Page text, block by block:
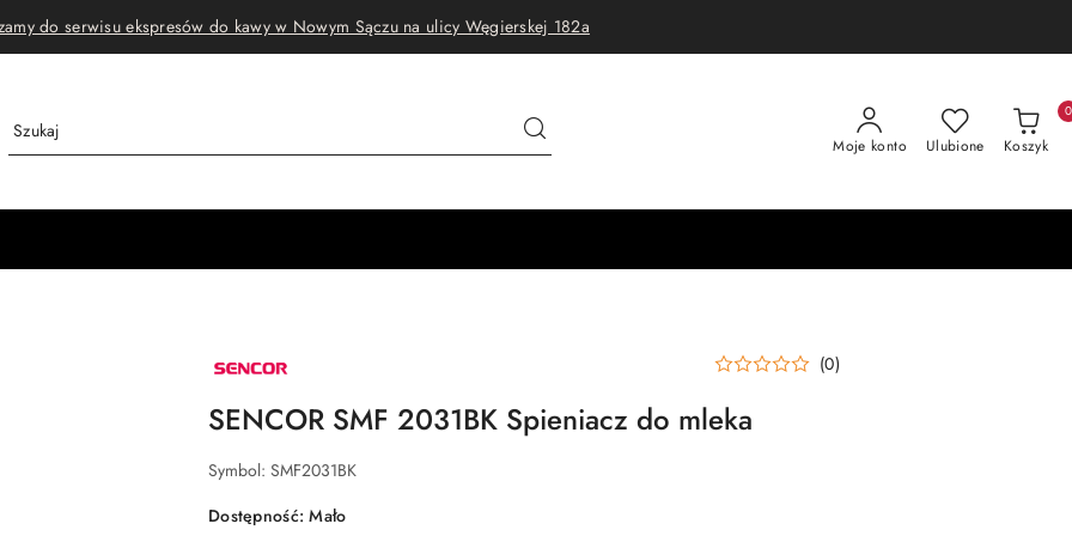
do serwisu ekspresów do kawy w Nowym Sączu na ulicy Węgierskej 182a
Moje konto Ulubione Koszyk
0
NAZWA
PRODUCENTA: (0)
SENCOR SMF 2031BK Spieniacz do mleka
Symbol: SMF2031BK
Dostępność:Mało